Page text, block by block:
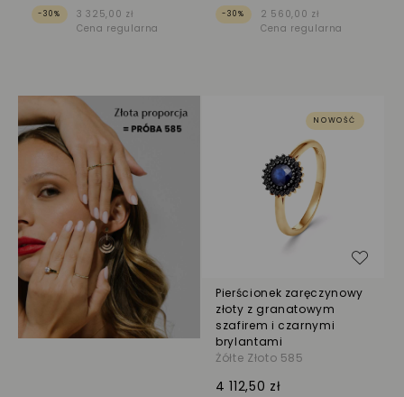
-30%
3 325,00 zł
Cena regularna
-30%
2 560,00 zł
Cena regularna
NOWOŚĆ
Pierścionek zaręczynowy
złoty z granatowym
szafirem i czarnymi
brylantami
Żółte Złoto 585
4 112,50 zł